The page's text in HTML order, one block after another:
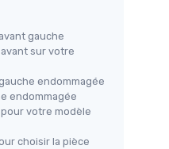
gauche
sur votre
endommagée
endommagée
votre modèle
choisir la pièce